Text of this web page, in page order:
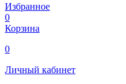
Избранное
0
Корзина
0
Личный кабинет